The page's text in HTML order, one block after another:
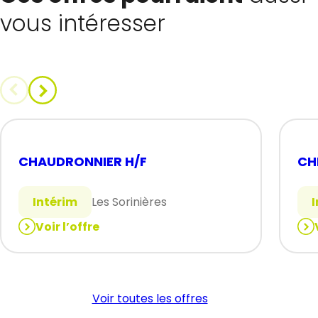
vous intéresser
CHAUDRONNIER H/F
Intérim
Les Sorinières
Voir l’offre
:
CHAUDRONNIER
:
Voir toutes les offres